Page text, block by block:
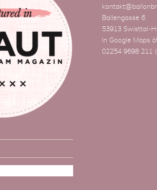
Ballengasse 6
53913 Swisttal-
In Google Maps
02254 9698 211